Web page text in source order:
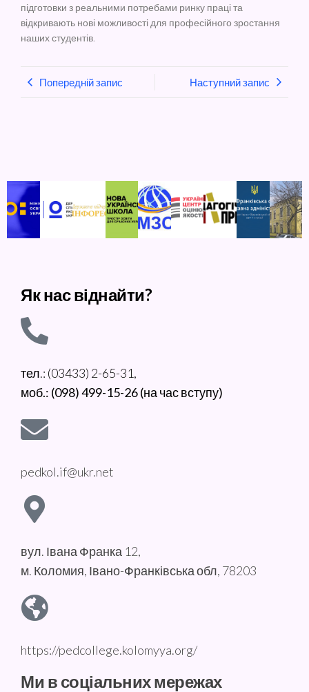
підготовки з реальними потребами ринку праці та
відкривають нові можливості для професійного зростання
наших студентів.
Попередній запис Наступний запис
Як нас віднайти?
тел.: (03433) 2-65-31,
моб.: (098) 499-15-26 (на час вступу)
pedkol.if@ukr.net
вул. Івана Франка 12,
м. Коломия, Івано-Франківська обл, 78203
https://pedcollege.kolomyya.org/
Ми в соціальних мережах